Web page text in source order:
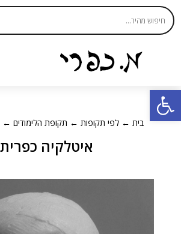
פתח סרגל נגישות
בית ← לפי תקופות ← תקופת הלימודים ←
איטלקיה כפרית